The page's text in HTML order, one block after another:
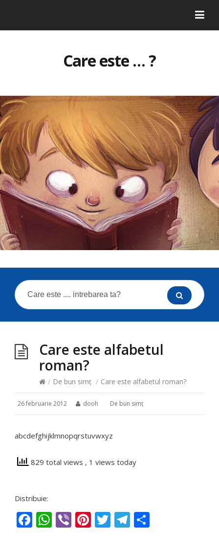
Care este … ?
Care este alfabetul
roman?
/ De bun simţ / Care este alfabetul roman?
26 februarie 2012 dooh De bun simţ
abcdefghijklmnopqrstuvwxyz
829 total views , 1 views today
Distribuie:
Facebook
WhatsApp
ViberPinterest
TwitterTelegram